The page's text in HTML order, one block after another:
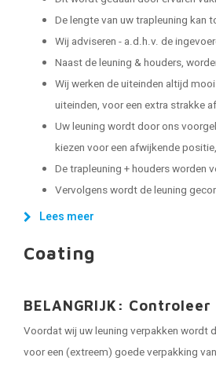
De lengte van uw trapleuning kan
Wij adviseren - a.d.h.v. de
Naast de leuning & houders,
Wij werken de uiteinden altijd
uiteinden, voor een extra strakke
Uw leuning wordt door ons
kiezen voor een afwijkende
De trapleuning + houders worden
Vervolgens wordt de leuning
Lees meer
Coating
BELANGRIJK:
Voordat wij uw leuning verpakken wordt
voor een (extreem) goede verpakking